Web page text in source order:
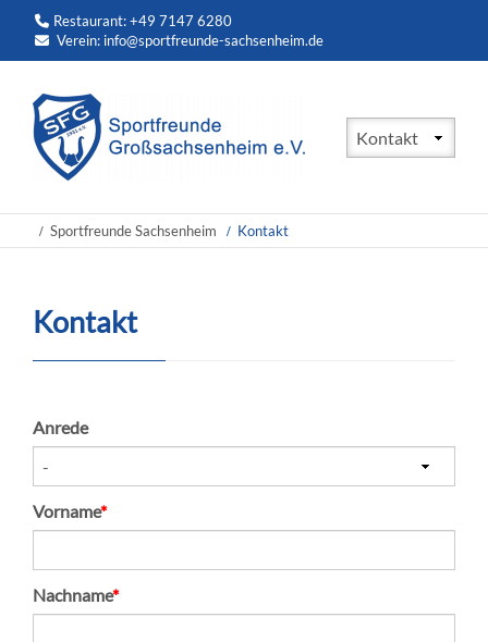
Restaurant: +49 7147 6280
Verein: info@sportfreunde-sachsenheim.de
Sportfreunde Sachsenheim Kontakt
Kontakt
Anrede
Pflichtfeld
Vorname*
Pflichtfeld
Nachname*